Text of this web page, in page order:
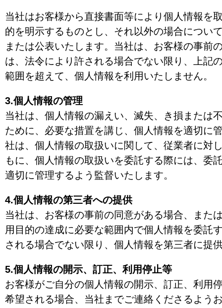
当社はお客様から直接書面等により個人情報を
的を明示するものとし、それ以外の場合につい
または公表いたします。当社は、お客様の事前
は、法令により許される場合でない限り、上記
範囲を超えて、個人情報を利用いたしません。
3.個人情報の管理
当社は、個人情報の漏えい、滅失、き損または
ために、必要な措置を講じ、個人情報を適切に
社は、個人情報の取扱いに関して、従業者に対
もに、個人情報の取扱いを委託する際には、委
適切に管理するよう監督いたします。
4.個人情報の第三者への提供
当社は、お客様の事前の同意がある場合、また
用目的の達成に必要な範囲内で個人情報を委託
される場合でない限り、個人情報を第三者に提
5.個人情報の開示、訂正、利用停止等
お客様がご自分の個人情報の開示、訂正、利用
希望される場合、当社までご連絡くださるよう